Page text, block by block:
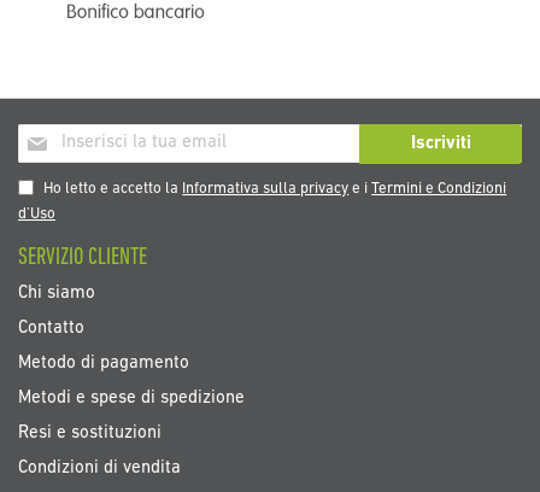
Iscriviti
alla
nostra
Newsletter:
Iscriviti
Ho letto e accetto la Informativa sulla privacy e iTermini e Condizioni
d’Uso
SERVIZIO CLIENTE
Chi siamo
Contatto
Metodo di pagamento
Metodi e spese di spedizione
Resi e sostituzioni
Condizioni di vendita